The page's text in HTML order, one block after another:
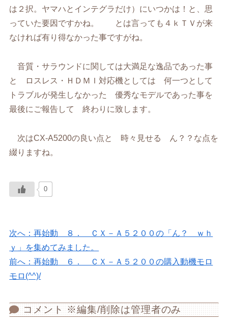
は２択。ヤマハとインテグラだけ）にいつかは！と、思
っていた要因ですかね。 とは言っても４ｋＴＶが来
なければ有り得なかった事ですがね。
音質・サラウンドに関しては大満足な逸品であった事
と ロスレス・ＨＤＭＩ対応機としては 何一つとして
トラブルが発生しなかった 優秀なモデルであった事を
最後にご報告して 終わりに致します。
次はCX-A5200の良い点と 時々見せる ん？？な点を
綴りますね。
0
次へ：再始動 ８． ＣＸ－Ａ５２００の「ん？ ｗｈ
ｙ」を集めてみました。
前へ：再始動 ６． ＣＸ－Ａ５２００の購入動機モロ
モロ(^^)/
コメント ※編集/削除は管理者のみ